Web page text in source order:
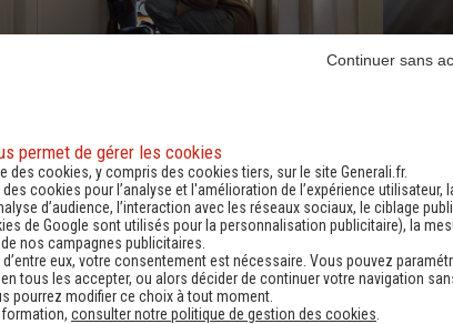
Découvrir
permet de gérer les cookies
des cookies, y compris des cookies tiers, sur le site Generali.fr.
cookies pour l’analyse et l'amélioration de l’expérience utilisateur,
d’audience, l’interaction avec les réseaux sociaux, le ciblage
de Google sont utilisés pour la personnalisation publicitaire), la
nos campagnes publicitaires.
eux, votre consentement est nécessaire. Vous pouvez
tous les accepter, ou alors décider de continuer votre navigation
pourrez modifier ce choix à tout moment.
consulter notre politique de gestion des cookies
Continuer sans